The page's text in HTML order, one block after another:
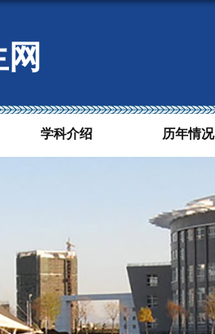
学科介绍 历年情况